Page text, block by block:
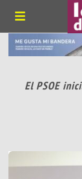
El PSOE